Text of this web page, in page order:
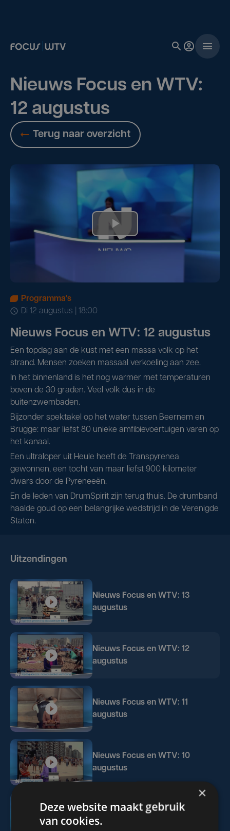
Nieuws Focus en WTV:
12 augustus
Terug naar overzicht
Programma's
di 12 augustus | 18:00
Nieuws Focus en WTV: 12 augustus
Een topdag aan de kust met een massa volk op het
strand. Mensen zoeken massaal verkoeling aan zee.
In het binnenland is het nog warmer met temperaturen
boven de 30 graden. Veel volk dus in de
buitenzwembaden.
Bijzonder spektakel op het water tussen Beernem en
Brugge: maar liefst 80 unieke amfibievoertuigen varen op
het kanaal.
Een ultraloper uit Heule heeft de Transpyrenea
gewonnen, een tocht van maar liefst 900 kilometer
dwars door de Pyreneeën.
En de leden van DrumSpirit zijn terug thuis. De drumband
haalde goud op een belangrijke wedstrijd in de Verenigde
Staten.
Uitzendingen
Nieuws Focus en WTV: 13
augustus
Nieuws Focus en WTV: 12
augustus
Nieuws Focus en WTV: 11
augustus
Nieuws Focus en WTV: 10
augustus
Nieuws Focus en WTV: 8
augustus
×
Deze website maakt gebruik
van cookies.